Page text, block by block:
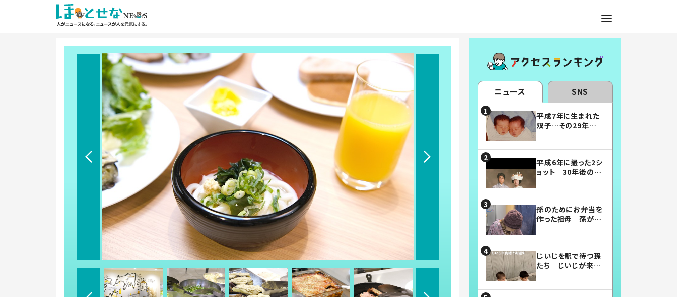
ニュース SNS
平成7年に生まれた
双子…その29年後
平成6年に撮った2シ
ョット 30年後の姿
孫のためにお弁当を
作った祖母 孫が絶
じいじを駅で待つ孫
たち じいじが来た